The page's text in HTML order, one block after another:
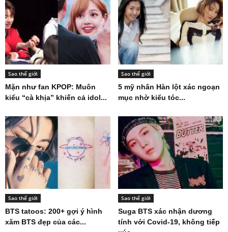
Sao thế giới
Mặn như fan KPOP: Muôn
kiểu “cà khịa” khiến cả idol...
Sao thế giới
5 mỹ nhân Hàn lột xác ngoạn
mục nhờ kiểu tóc...
Sao thế giới
BTS tatoos: 200+ gợi ý hình
xăm BTS đẹp của các...
Sao thế giới
Suga BTS xác nhận dương
tính với Covid-19, không tiếp